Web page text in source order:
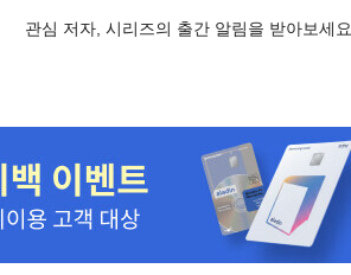
관심 저자, 시리즈의 출간 알림을 받아보세요